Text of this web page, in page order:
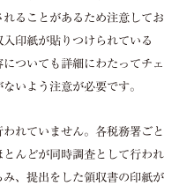
ることがあるため注意してお
印紙が貼りつけられている
ついても詳細にわたってチェ
いよう注意が必要です。
れていません。各税務署ごと
んどが同時調査として行われ
、提出をした領収書の印紙が